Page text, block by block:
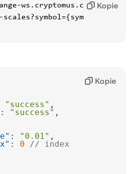
ws.cryptomus.c
Kopie
"success"
: "success"
: "0.01"
: 0
// index
Kopie